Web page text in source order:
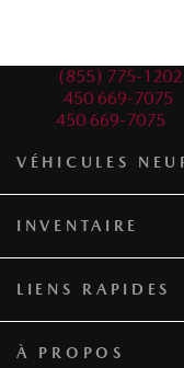
(855) 775-1202
450 669-7075
450 669-7075
VÉHICULES
INVENTAIRE
LIENS RAPIDES
À PROPOS